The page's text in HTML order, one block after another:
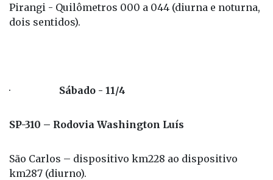
Pirangi - Quilômetros 000 a 044 (diurna e noturna,
dois sentidos).
· Sábado - 11/4
SP-310 – Rodovia Washington Luís
São Carlos – dispositivo km228 ao dispositivo
km287 (diurno).